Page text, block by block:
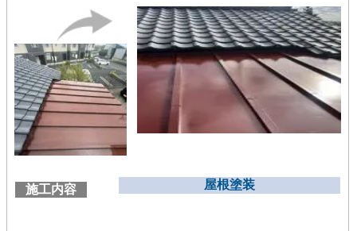
施工内容 屋根塗装